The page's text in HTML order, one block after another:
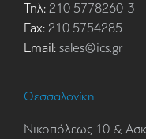
Τηλ: 210 5778260-3
Fax: 210 5754285
Email: sales@ics.gr
Θεσσαλονίκη
Νικοπόλεως 10 &